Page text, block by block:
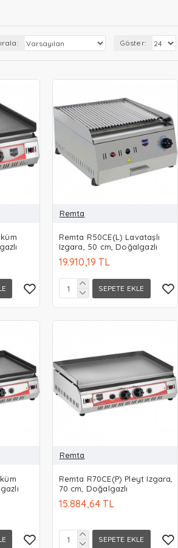
Göster:
Remta
Remta R50CE(L) Lavataşlı
Izgara, 50 cm, Doğalgazlı
19.910,19 TL
SEPETE EKLE
Remta
Remta R70CE(P) Pleyt Izgara,
70 cm, Doğalgazlı
15.884,64 TL
SEPETE EKLE